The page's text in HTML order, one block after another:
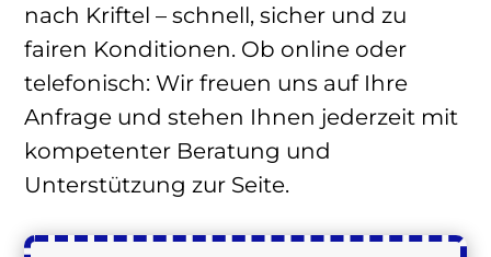
nach Kriftel – schnell, sicher und zu
fairen Konditionen. Ob online oder
telefonisch: Wir freuen uns auf Ihre
Anfrage und stehen Ihnen jederzeit mit
kompetenter Beratung und
Unterstützung zur Seite.